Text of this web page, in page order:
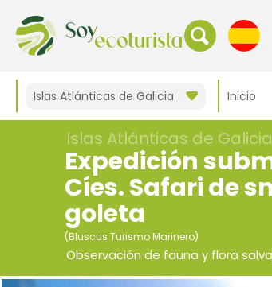
Islas Atlánticas de Galicia Inicio
Islas Atlánticas de Galicia
Expedición
Cíes. Safari de
goleta
(Bluscus Turismo Marinero)
Observación de fauna y flora